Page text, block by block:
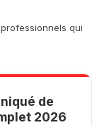
qui
de
2026